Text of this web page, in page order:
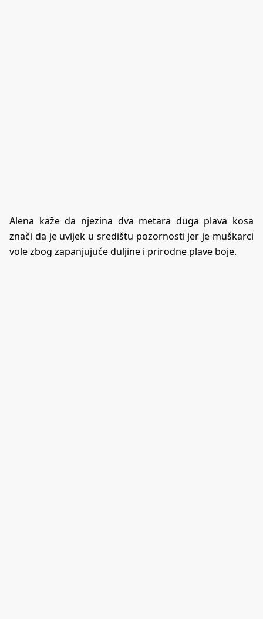
Alena kaže da njezina dva metara duga plava kosa
znači da je uvijek u središtu pozornosti jer je muškarci
vole zbog zapanjujuće duljine i prirodne plave boje.